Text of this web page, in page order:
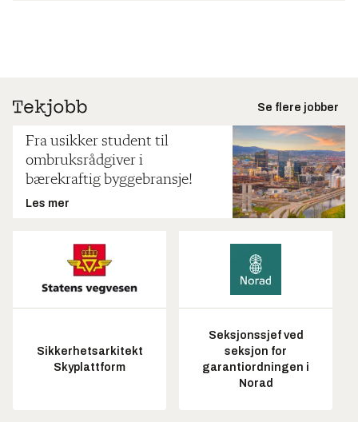
Se flere jobber
Fra usikker student til
ombruksrådgiver i
bærekraftig byggebransje!
Les mer
Sikkerhetsarkitekt
Skyplattform
Seksjonssjef ved
seksjon for
garantiordningen i
Norad